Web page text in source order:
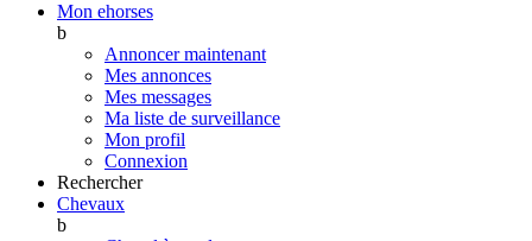
Mon ehorses
b
Annoncer maintenant
Mes annonces
Mes messages
Ma liste de surveillance
Mon profil
Connexion
Rechercher
Chevaux
b